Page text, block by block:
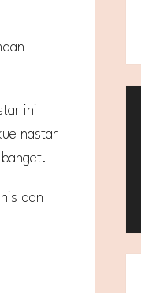
ini
nastar
dan